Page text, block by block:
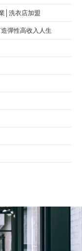
│洗衣店加盟
彈性高收入人生